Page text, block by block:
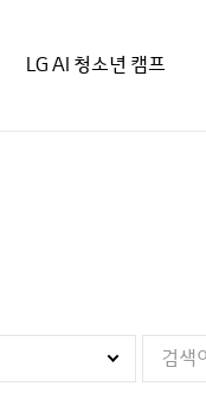
LG AI 청소년 캠프